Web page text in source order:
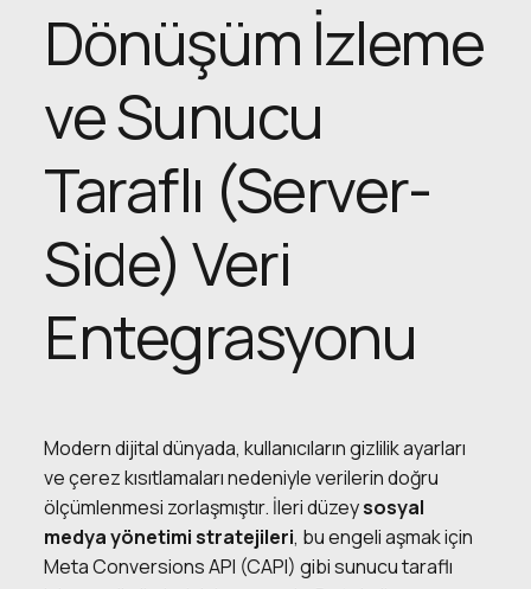
Dönüşüm İzleme
ve Sunucu
Taraflı (Server-
Side) Veri
Entegrasyonu
Modern dijital dünyada, kullanıcıların gizlilik ayarları
ve çerez kısıtlamaları nedeniyle verilerin doğru
ölçümlenmesi zorlaşmıştır. İleri düzeysosyal
medya yönetimi stratejileri, bu engeli aşmak için
Meta Conversions API (CAPI) gibi sunucu taraflı